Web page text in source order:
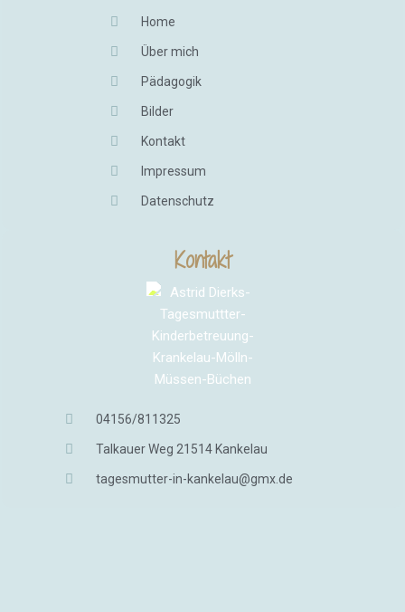
Home
Über mich
Pädagogik
Bilder
Kontakt
Impressum
Datenschutz
Kontakt
04156/811325
Talkauer Weg 21514 Kankelau
tagesmutter-in-kankelau@gmx.de